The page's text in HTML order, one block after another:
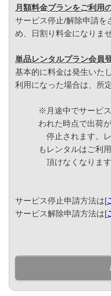
月額料金プランをご利用
サービス停止/解除申請を
め、日割り料金になりませ
単品レンタルプラン会員
基本的に料金は発生いた
利用になった場合は、所
※月途中でサービ
われた時点で出荷が
停止されます。
もレンタルはご利用
頂けなくなります
サービス停止申請方法は[
サービス解除申請方法は[